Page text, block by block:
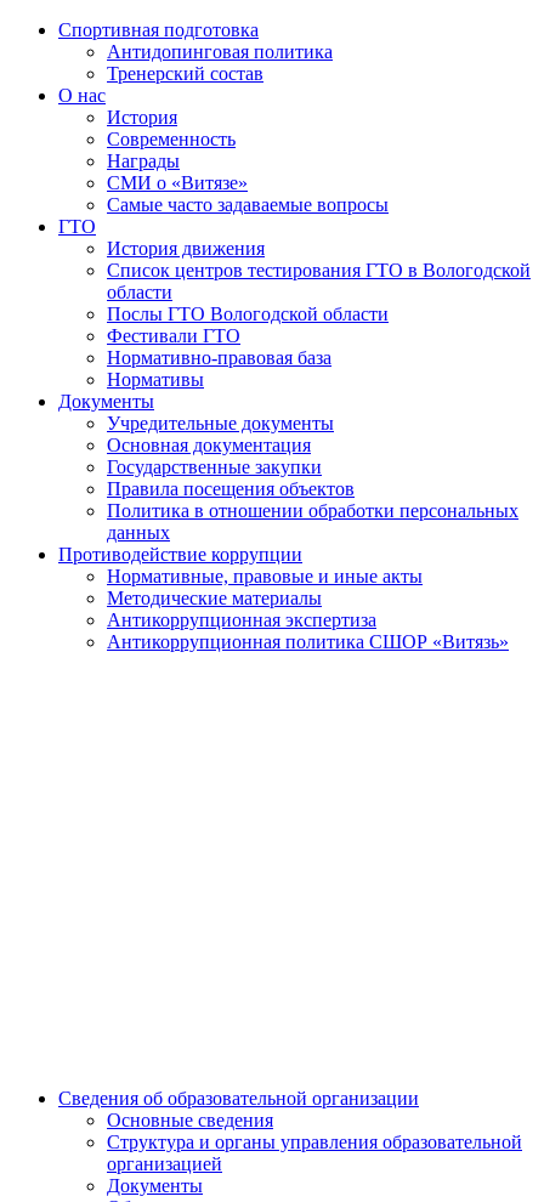
Спортивная подготовка
Антидопинговая политика
Тренерский состав
О нас
История
Современность
Награды
СМИ о «Витязе»
Самые часто задаваемые вопросы
ГТО
История движения
Список центров тестирования ГТО в Вологодской
области
Послы ГТО Вологодской области
Фестивали ГТО
Нормативно-правовая база
Нормативы
Документы
Учредительные документы
Основная документация
Государственные закупки
Правила посещения объектов
Политика в отношении обработки персональных
данных
Противодействие коррупции
Нормативные, правовые и иные акты
Методические материалы
Антикоррупционная экспертиза
Антикоррупционная политика СШОР «Витязь»
Сведения об образовательной организации
Основные сведения
Структура и органы управления образовательной
организацией
Документы